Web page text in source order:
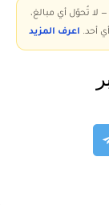
لا تُحوّل أي مبالغ،
أحد. اعرف المزيد